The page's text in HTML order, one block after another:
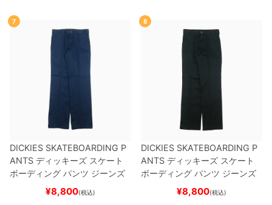
7
DICKIES SKATEBOARDING P
ANTS ディッキーズ スケート
ボーディング パンツ ジーンズ
SLIM FIT 30 LENGTH
スケートボード スケボ
¥8,800(税込)
8
DICKIES SKATEBOARDING P
ANTS ディッキーズ スケート
ボーディング パンツ ジーンズ
SLIM FIT 30 LENGTH
スケートボード スケボー
¥8,800(税込)